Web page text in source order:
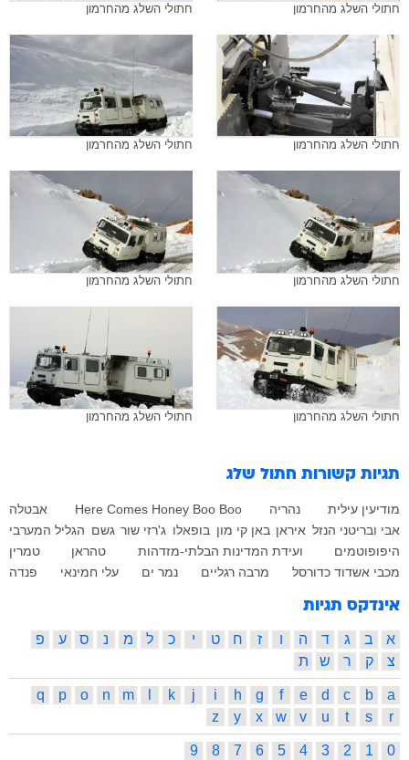
חתולי השלג מהחרמון חתולי השלג מהחרמון
חתולי השלג מהחרמון חתולי השלג מהחרמון
חתולי השלג מהחרמון חתולי השלג מהחרמון
חתולי השלג מהחרמון חתולי השלג מהחרמון
תגיות קשורות חתול שלג
מודיעין עילית נהריה Here Comes Honey Boo Boo
אבטלה
אבי ובריטני הנזל איראן באן קי מון בופאלו ג'רזי שור גשם הגליל המערבי
היפופוטמים
ועידת המדינות הבלתי-מזדהות טהראן
טמרין
מכבי אשדוד כדורסל
מרבה רגליים נמר ים עלי חמינאי פנדה
אינדקס תגיות
א ב ג ד ה ו ז ח ט י כ ל מ נ ס ע
פ
צ
ק ר ש ת
a
b
c
d
e
f
g
h
i
j
k
m
n
o
p
q
r
s
t
u
v
w
x
y
z
0
1
2
3
4
5
6
7
8
9